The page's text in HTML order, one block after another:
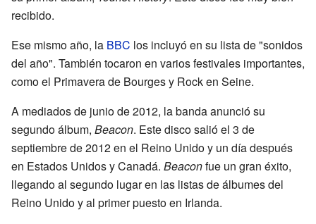
recibido.
Ese mismo año, la BBC los incluyó en su lista de "sonidos
del año". También tocaron en varios festivales importantes,
como el Primavera de Bourges y Rock en Seine.
A mediados de junio de 2012, la banda anunció su
segundo álbum, Beacon. Este disco salió el 3 de
septiembre de 2012 en el Reino Unido y un día después
en Estados Unidos y Canadá. Beaconfue un gran éxito,
llegando al segundo lugar en las listas de álbumes del
Reino Unido y al primer puesto en Irlanda.